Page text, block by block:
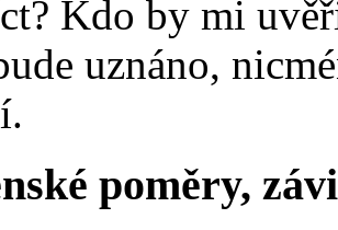
Kdo by mi
uznáno,
poměry,